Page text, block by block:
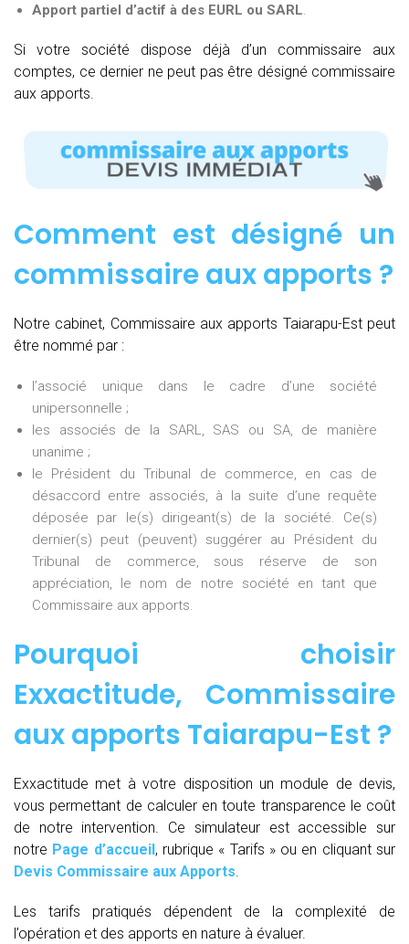
Apport partiel d’actif à des EURL ou SARL.
Si votre société dispose déjà d’un commissaire aux
comptes, ce dernier ne peut pas être désigné commissaire
aux apports.
Comment est désigné un
commissaire aux apports ?
Notre cabinet, Commissaire aux apports Taiarapu-Est peut
être nommé par :
l’associé unique dans le cadre d’une société
unipersonnelle ;
les associés de la SARL, SAS ou SA, de manière
unanime ;
le Président du Tribunal de commerce, en cas de
désaccord entre associés, à la suite d’une requête
déposée par le(s) dirigeant(s) de la société. Ce(s)
dernier(s) peut (peuvent) suggérer au Président du
Tribunal de commerce, sous réserve de son
appréciation, le nom de notre société en tant que
Commissaire aux apports.
Pourquoi choisir
Exxactitude, Commissaire
aux apports Taiarapu-Est ?
Exxactitude met à votre disposition un module de devis,
vous permettant de calculer en toute transparence le coût
de notre intervention. Ce simulateur est accessible sur
notre Page d’accueil, rubrique « Tarifs » ou en cliquant sur
Devis Commissaire aux Apports.
Les tarifs pratiqués dépendent de la complexité de
l’opération et des apports en nature à évaluer.